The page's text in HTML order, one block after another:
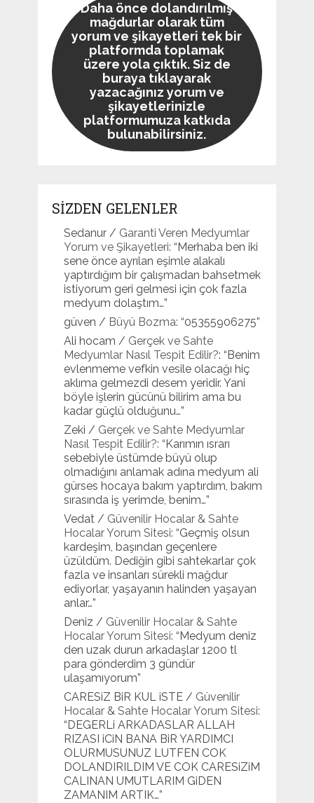
Daha önce dolandırılmış
mağdurlar olarak tüm
yorum ve şikayetleri tek bir
platformda toplamak
üzere yola çıktık. Siz de
buraya tıklayarak
yazacağınız yorum ve
şikayetlerinizle
platformumuza katkıda
bulunabilirsiniz.
SİZDEN GELENLER
Sedanur/ Garanti Veren Medyumlar
Yorum ve Şikayetleri: “ Merhaba ben iki
sene önce ayrılan eşimle alakalı
yaptırdığım bir çalışmadan bahsetmek
istiyorum geri gelmesi için çok fazla
medyum dolaştım…”
güven / Büyü Bozma: “05355906275”
Ali hocam / Gerçek ve Sahte
Medyumlar Nasıl Tespit Edilir?: “ Benim
evlenmeme vefkin vesile olacağı hiç
aklıma gelmezdi desem yeridir. Yani
böyle işlerin gücünü bilirim ama bu
kadar güçlü olduğunu…”
Zeki / Gerçek ve Sahte Medyumlar
Nasıl Tespit Edilir?: “ Karımın ısrarı
sebebiyle üstümde büyü olup
olmadığını anlamak adına medyum ali
gürses hocaya bakım yaptırdım, bakım
sırasında iş yerimde, benim…”
Vedat/ Güvenilir Hocalar & Sahte
Hocalar Yorum Sitesi: “Geçmiş olsun
kardeşim, başından geçenlere
üzüldüm. Dediğin gibi sahtekarlar çok
fazla ve insanları sürekli mağdur
ediyorlar, yaşayanın halinden yaşayan
anlar…”
Deniz / Güvenilir Hocalar & Sahte
Hocalar Yorum Sitesi: “ Medyum deniz
den uzak durun arkadaşlar 1200 tl
para gönderdim 3 gündür
ulaşamıyorum”
CARESiZ BiR KUL iSTE/ Güvenilir
Hocalar & Sahte Hocalar Yorum Sitesi:
“ DEGERLi ARKADASLAR ALLAH
RIZASI iCiN BANA BiR YARDIMCI
OLURMUSUNUZ LUTFEN COK
DOLANDIRILDIM VE COK CARESiZiM
CALINAN UMUTLARIM GiDEN
ZAMANIM ARTIK…”